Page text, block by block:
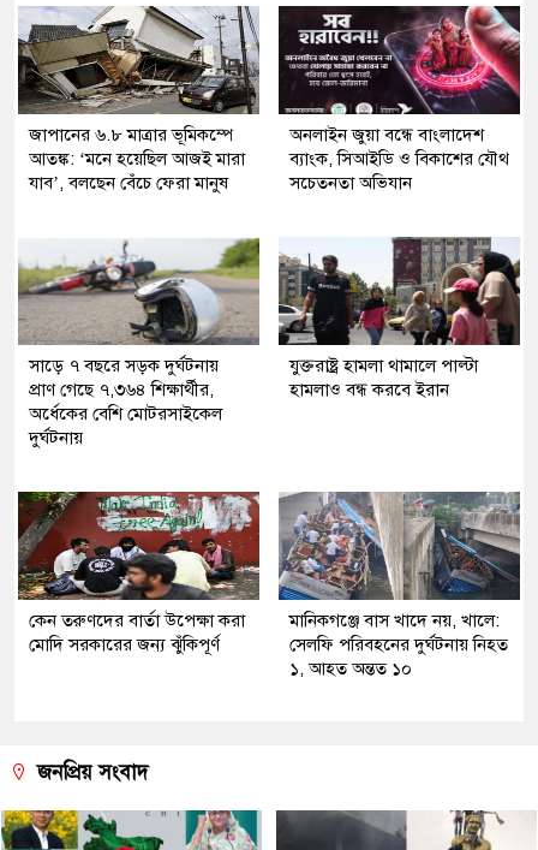
জাপানের ৬.৮ মাত্রার ভূমিকম্পে
আতঙ্ক: ‘মনে হয়েছিল আজই মারা
যাব’, বলছেন বেঁচে ফেরা মানুষ
অনলাইন জুয়া বন্ধে বাংলাদেশ
ব্যাংক, সিআইডি ও বিকাশের যৌথ
সচেতনতা অভিযান
সাড়ে ৭ বছরে সড়ক দুর্ঘটনায়
প্রাণ গেছে ৭,৩৬৪ শিক্ষার্থীর,
অর্ধেকের বেশি মোটরসাইকেল
দুর্ঘটনায়
যুক্তরাষ্ট্র হামলা থামালে পাল্টা
হামলাও বন্ধ করবে ইরান
কেন তরুণদের বার্তা উপেক্ষা করা
মোদি সরকারের জন্য ঝুঁকিপূর্ণ
মানিকগঞ্জে বাস খাদে নয়, খালে:
সেলফি পরিবহনের দুর্ঘটনায় নিহত
১, আহত অন্তত ১০
জনপ্রিয় সংবাদ